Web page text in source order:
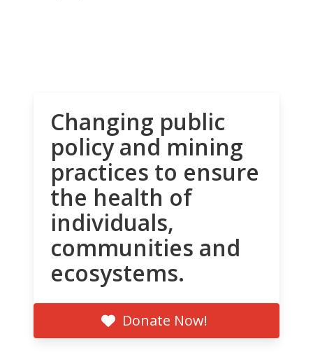
Changing public
policy and mining
practices to ensure
the health of
individuals,
communities and
ecosystems.
Donate Now!